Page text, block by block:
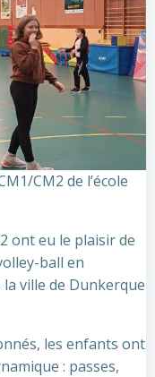
CM2 de l’école
ont eu le plaisir de
ball en
ville de Dunkerque
les enfants ont
: passes,